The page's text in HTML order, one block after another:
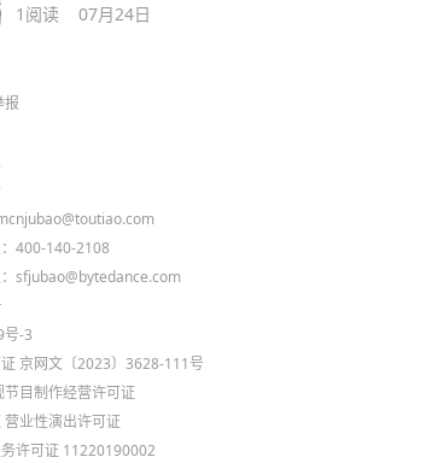
1 阅读 07月24日
报
400-140-2108
sfjubao@bytedance.com
号-3
京网文〔2023〕3628-111号
节目制作经营许可证
营业性演出许可证
许可证 11220190002